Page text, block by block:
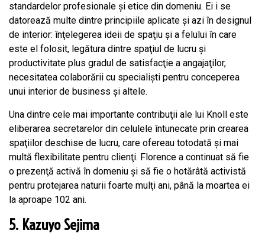
standardelor profesionale şi etice din domeniu. Ei i se
datorează multe dintre principiile aplicate și azi în designul
de interior: înţelegerea ideii de spaţiu şi a felului în care
este el folosit, legătura dintre spaţiul de lucru şi
productivitate plus gradul de satisfacţie a angajaţilor,
necesitatea colaborării cu specialişti pentru conceperea
unui interior de business şi altele.
Una dintre cele mai importante contribuţii ale lui Knoll este
eliberarea secretarelor din celulele întunecate prin crearea
spaţiilor deschise de lucru, care ofereau totodată şi mai
multă flexibilitate pentru clienţi. Florence a continuat să fie
o prezenţă activă în domeniu şi să fie o hotărâtă activistă
pentru protejarea naturii foarte mulţi ani, până la moartea ei
la aproape 102 ani.
5. Kazuyo Sejima